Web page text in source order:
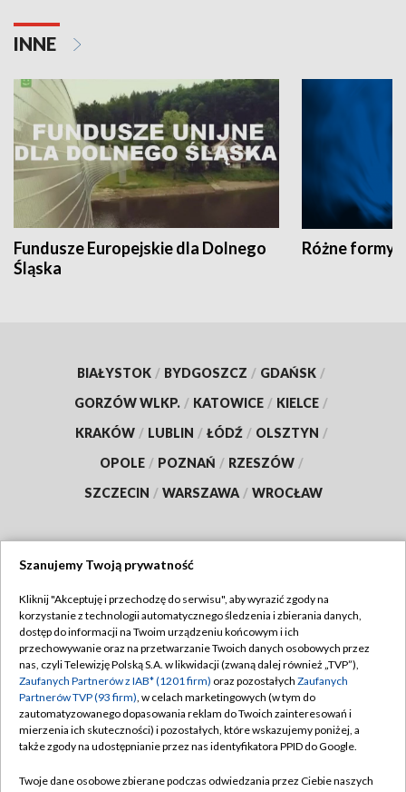
INNE
Fundusze Europejskie dla Dolnego
Śląska
Różne formy
BIAŁYSTOK / BYDGOSZCZ / GDAŃSK /
GORZÓW WLKP. / KATOWICE / KIELCE /
KRAKÓW / LUBLIN / ŁÓDŹ / OLSZTYN /
OPOLE / POZNAŃ / RZESZÓW /
SZCZECIN / WARSZAWA / WROCŁAW
TVP
Abonament TVP
Emisja w TVP
Centrum informacji TVP
Naziemna Telewizja Cyfrowa
Regulamin TVP
Polityka prywatności
Moje zgody
Pomoc
Szanujemy Twoją prywatność
Kliknij "Akceptuję i przechodzę do serwisu", aby wyrazić zgody na
korzystanie z technologii automatycznego śledzenia i zbierania danych,
dostęp do informacji na Twoim urządzeniu końcowym i ich
przechowywanie oraz na przetwarzanie Twoich danych osobowych przez
nas, czyli Telewizję Polską S.A. w likwidacji (zwaną dalej również „TVP”),
Zaufanych Partnerów z IAB* (1201 firm) oraz pozostałych Zaufanych
Partnerów TVP (93 firm), w celach marketingowych (w tym do
zautomatyzowanego dopasowania reklam do Twoich zainteresowań i
mierzenia ich skuteczności) i pozostałych, które wskazujemy poniżej, a
także zgody na udostępnianie przez nas identyfikatora PPID do Google.
Twoje dane osobowe zbierane podczas odwiedzania przez Ciebie naszych